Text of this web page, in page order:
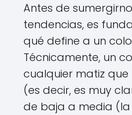
Antes de
tendencias, es
qué define a un
Técnicamente, un
cualquier matiz
(es decir, es muy
de baja a media